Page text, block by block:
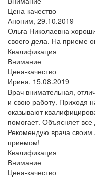
Цена-качество
Аноним, 29.10.2019
Ольга Николаевна
своего дела. На приеме
Квалификация
Внимание
Цена-качество
Ирина, 15.08.2019
Врач внимательная,
и свою работу. Приходя
оказывают
помогает. Объясняет
Рекомендую врача
приемом!
Квалификация
Внимание
Цена-качество